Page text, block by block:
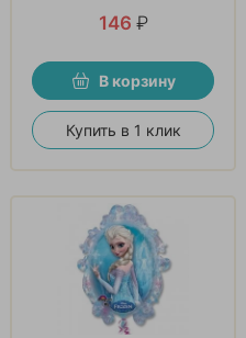
146 ₽
В корзину
Купить в 1 клик